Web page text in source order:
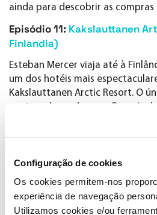
Configuração de cookies
Os cookies permitem-nos
experiência de navegação
Utilizamos cookies e/ou
ainda para descobrir as compras
Episódio 11: Kakslauttanen
Finlandia)
Esteban Mercer viaja até à
um dos hotéis mais
Kakslauttanen Arctic Resort. O
contemplar as Auroras Boreais
quarto pois os quartos são iglus
Episódio 12:Gamirasu Cave
Viajamos até uma das terras
para conhecer um hotel único no